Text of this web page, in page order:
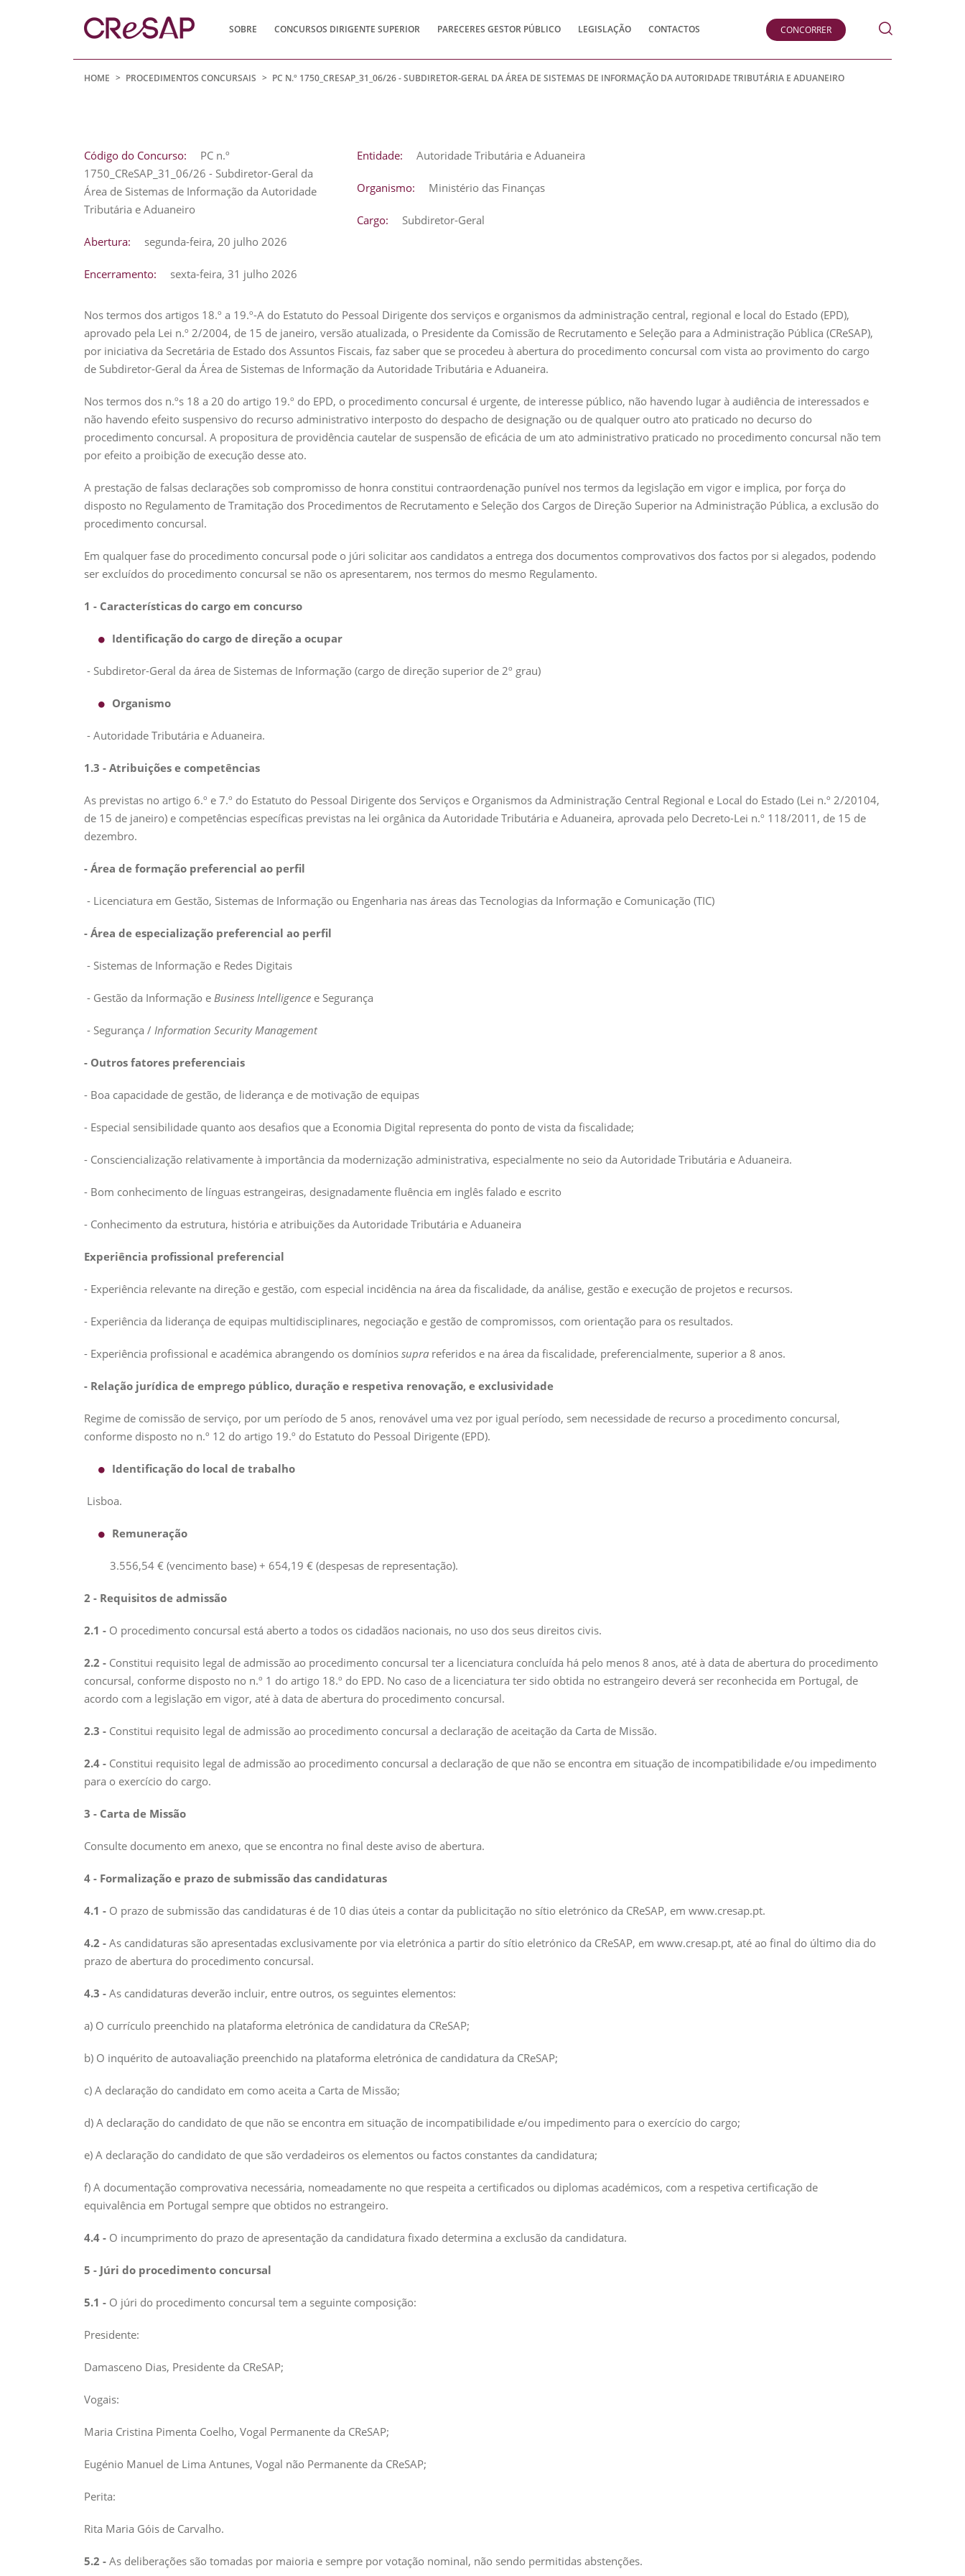
submeter
Recrutamento
a
Administração
Pública
SOBRE CONCURSOS DIRIGENTE SUPERIOR PARECERES GESTOR PÚBLICO LEGISLAÇÃO CONTACTOS CONCORRER
HOME > PROCEDIMENTOS CONCURSAIS > PC N.º 1750_CRESAP_31_06/26 - SUBDIRETOR-GERAL DA ÁREA DE SISTEMAS DE INFORMAÇÃO DA AUTORIDADE TRIBUTÁRIA E ADUANEIRO
Código do Concurso:
PC n.º
1750_CReSAP_31_06/26 - Subdiretor-Geral da
Área de Sistemas de Informação da Autoridade
Tributária e Aduaneiro
Abertura: segunda-feira, 20 julho 2026
Encerramento: sexta-feira, 31 julho 2026
Entidade: Autoridade Tributária e Aduaneira
Organismo: Ministério das Finanças
Cargo: Subdiretor-Geral
Nos termos dos artigos 18.º a 19.º-A do Estatuto do Pessoal Dirigente dos serviços e organismos da administração central, regional e local do Estado (EPD),
aprovado pela Lei n.º 2/2004, de 15 de janeiro, versão atualizada, o Presidente da Comissão de Recrutamento e Seleção para a Administração Pública (CReSAP),
por iniciativa da Secretária de Estado dos Assuntos Fiscais, faz saber que se procedeu à abertura do procedimento concursal com vista ao provimento do cargo
de Subdiretor-Geral da Área de Sistemas de Informação da Autoridade Tributária e Aduaneira.
Nos termos dos n.ºs 18 a 20 do artigo 19.º do EPD, o procedimento concursal é urgente, de interesse público, não havendo lugar à audiência de interessados e
não havendo efeito suspensivo do recurso administrativo interposto do despacho de designação ou de qualquer outro ato praticado no decurso do
procedimento concursal. A propositura de providência cautelar de suspensão de eficácia de um ato administrativo praticado no procedimento concursal não tem
por efeito a proibição de execução desse ato.
A prestação de falsas declarações sob compromisso de honra constitui contraordenação punível nos termos da legislação em vigor e implica, por força do
disposto no Regulamento de Tramitação dos Procedimentos de Recrutamento e Seleção dos Cargos de Direção Superior na Administração Pública, a exclusão do
procedimento concursal.
Em qualquer fase do procedimento concursal pode o júri solicitar aos candidatos a entrega dos documentos comprovativos dos factos por si alegados, podendo
ser excluídos do procedimento concursal se não os apresentarem, nos termos do mesmo Regulamento.
1 - Características do cargo em concurso
Identificação do cargo de direção a ocupar
- Subdiretor-Geral da área de Sistemas de Informação (cargo de direção superior de 2º grau)
Organismo
- Autoridade Tributária e Aduaneira.
1.3 - Atribuições e competências
As previstas no artigo 6.º e 7.º do Estatuto do Pessoal Dirigente dos Serviços e Organismos da Administração Central Regional e Local do Estado (Lei n.º 2/20104,
de 15 de janeiro) e competências específicas previstas na lei orgânica da Autoridade Tributária e Aduaneira, aprovada pelo Decreto-Lei n.º 118/2011, de 15 de
dezembro.
- Área de formação preferencial ao perfil
- Licenciatura em Gestão, Sistemas de Informação ou Engenharia nas áreas das Tecnologias da Informação e Comunicação (TIC)
- Área de especialização preferencial ao perfil
- Sistemas de Informação e Redes Digitais
- Gestão da Informação e Business Intelligence e Segurança
- Segurança / Information Security Management
- Outros fatores preferenciais
- Boa capacidade de gestão, de liderança e de motivação de equipas
- Especial sensibilidade quanto aos desafios que a Economia Digital representa do ponto de vista da fiscalidade;
- Consciencialização relativamente à importância da modernização administrativa, especialmente no seio da Autoridade Tributária e Aduaneira.
- Bom conhecimento de línguas estrangeiras, designadamente fluência em inglês falado e escrito
- Conhecimento da estrutura, história e atribuições da Autoridade Tributária e Aduaneira
Experiência profissional preferencial
- Experiência relevante na direção e gestão, com especial incidência na área da fiscalidade, da análise, gestão e execução de projetos e recursos.
- Experiência da liderança de equipas multidisciplinares, negociação e gestão de compromissos, com orientação para os resultados.
- Experiência profissional e académica abrangendo os domínios supra referidos e na área da fiscalidade, preferencialmente, superior a 8 anos.
- Relação jurídica de emprego público, duração e respetiva renovação, e exclusividade
Regime de comissão de serviço, por um período de 5 anos, renovável uma vez por igual período, sem necessidade de recurso a procedimento concursal,
conforme disposto no n.º 12 do artigo 19.º do Estatuto do Pessoal Dirigente (EPD).
Identificação do local de trabalho
Lisboa.
Remuneração
3.556,54 € (vencimento base) + 654,19 € (despesas de representação).
2 - Requisitos de admissão
2.1 - O procedimento concursal está aberto a todos os cidadãos nacionais, no uso dos seus direitos civis.
2.2 - Constitui requisito legal de admissão ao procedimento concursal ter a licenciatura concluída há pelo menos 8 anos, até à data de abertura do procedimento
concursal, conforme disposto no n.º 1 do artigo 18.º do EPD. No caso de a licenciatura ter sido obtida no estrangeiro deverá ser reconhecida em Portugal, de
acordo com a legislação em vigor, até à data de abertura do procedimento concursal.
2.3 - Constitui requisito legal de admissão ao procedimento concursal a declaração de aceitação da Carta de Missão.
2.4 - Constitui requisito legal de admissão ao procedimento concursal a declaração de que não se encontra em situação de incompatibilidade e/ou impedimento
para o exercício do cargo.
3 - Carta de Missão
Consulte documento em anexo, que se encontra no final deste aviso de abertura.
4 - Formalização e prazo de submissão das candidaturas
4.1 - O prazo de submissão das candidaturas é de 10 dias úteis a contar da publicitação no sítio eletrónico da CReSAP, em www.cresap.pt.
4.2 - As candidaturas são apresentadas exclusivamente por via eletrónica a partir do sítio eletrónico da CReSAP, em www.cresap.pt, até ao final do último dia do
prazo de abertura do procedimento concursal.
4.3 - As candidaturas deverão incluir, entre outros, os seguintes elementos:
a) O currículo preenchido na plataforma eletrónica de candidatura da CReSAP;
b) O inquérito de autoavaliação preenchido na plataforma eletrónica de candidatura da CReSAP;
c) A declaração do candidato em como aceita a Carta de Missão;
d) A declaração do candidato de que não se encontra em situação de incompatibilidade e/ou impedimento para o exercício do cargo;
e) A declaração do candidato de que são verdadeiros os elementos ou factos constantes da candidatura;
f) A documentação comprovativa necessária, nomeadamente no que respeita a certificados ou diplomas académicos, com a respetiva certificação de
equivalência em Portugal sempre que obtidos no estrangeiro.
4.4 - O incumprimento do prazo de apresentação da candidatura fixado determina a exclusão da candidatura.
5 - Júri do procedimento concursal
5.1 - O júri do procedimento concursal tem a seguinte composição:
Presidente:
Damasceno Dias, Presidente da CReSAP;
Vogais:
Maria Cristina Pimenta Coelho, Vogal Permanente da CReSAP;
Eugénio Manuel de Lima Antunes, Vogal não Permanente da CReSAP;
Perita:
Rita Maria Góis de Carvalho.
5.2 - As deliberações são tomadas por maioria e sempre por votação nominal, não sendo permitidas abstenções.